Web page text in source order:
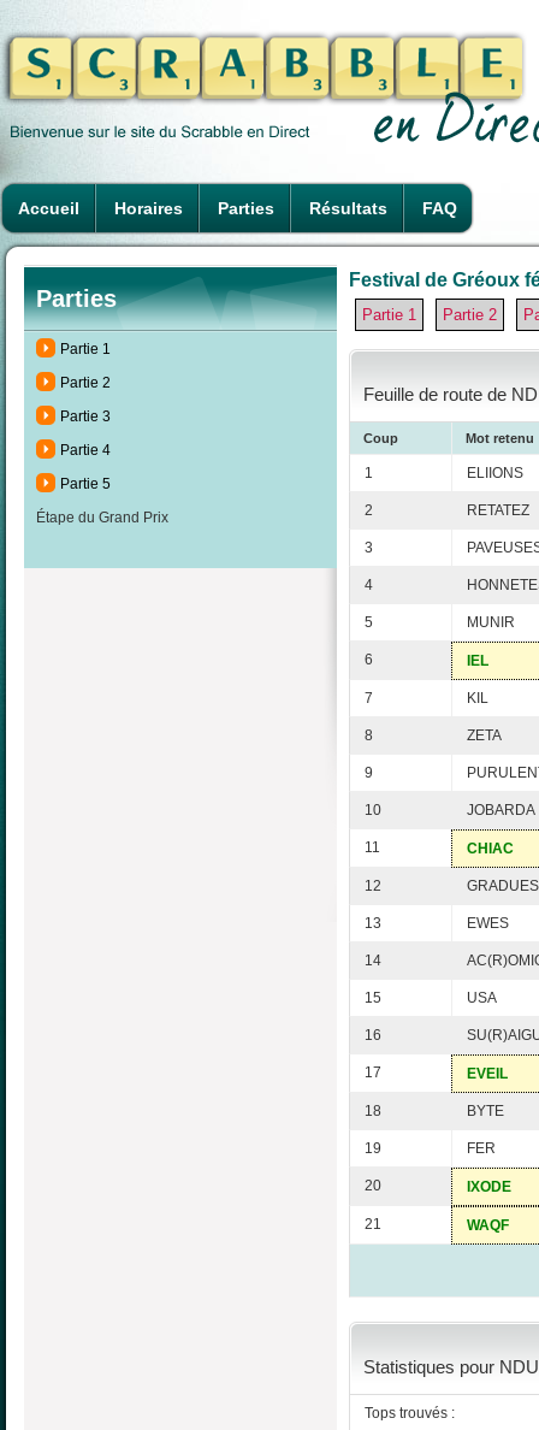
Accueil Horaires Parties Résultats FAQ
Parties
Partie 1
Partie 2
Partie 3
Partie 4
Partie 5
Étape du Grand Prix
Festival de Gréoux
Partie 1 Partie 2
Feuille de route de
Coup Mot retenu
1 ELIIONS
2 RETATEZ
3
4
5 MUNIR
6 IEL
7 KIL
8 ZETA
9
10 JOBARDA
11 CHIAC
12 GRADUES
13 EWES
14
15 USA
16
17 EVEIL
18 BYTE
19 FER
20 IXODE
21 WAQF
Statistiques pour
Tops trouvés :